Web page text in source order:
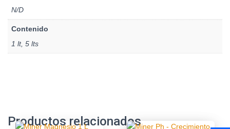
N/D
Contenido
1 lt, 5 lts
Productos relacionados